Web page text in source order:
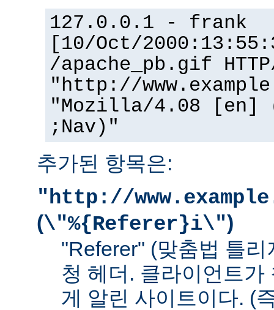
127.0.0.1 - frank
[10/Oct/
/apache_pb.gif
"http://
"Mozilla/4.08 [en]
;Nav)"
추가된 항목은:
"http://
(\"%{Referer}i\")
"Referer" (맞춤법 틀
청 헤더. 클라이언트가
게 알린 사이트이다. (